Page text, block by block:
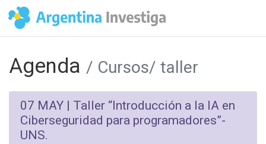
Agenda / Cursos/ taller
07 MAY | Taller “Introducción a la IA en
Ciberseguridad para programadores”-
UNS.